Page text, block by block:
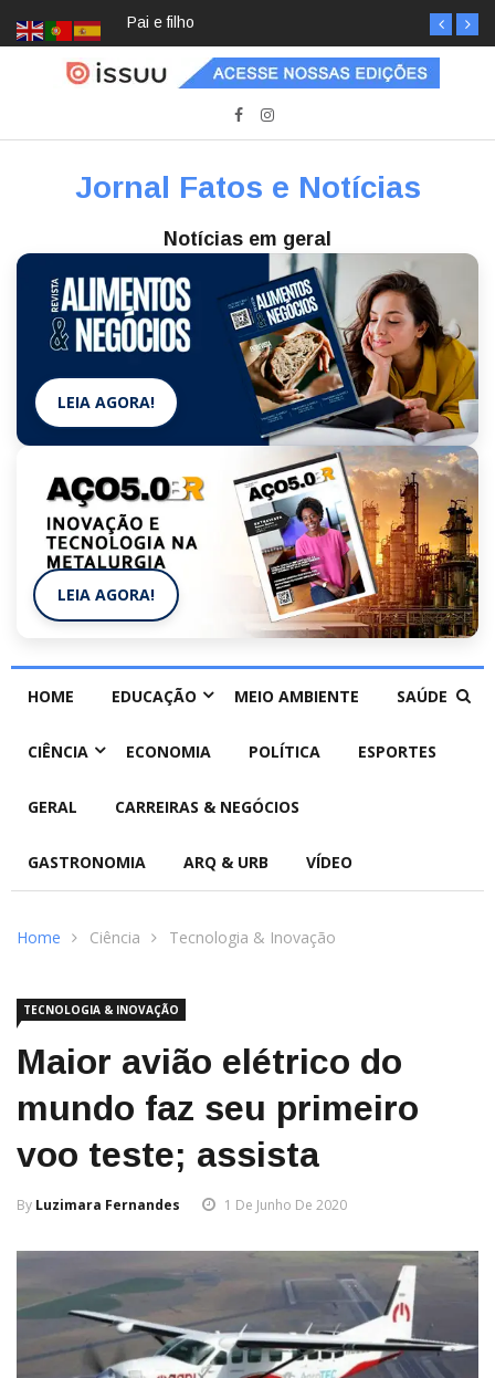
Pai e filho
Jornal Fatos e Notícias
Notícias em geral
LEIA AGORA!
LEIA AGORA!
HOME EDUCAÇÃO MEIO AMBIENTE SAÚDE
CIÊNCIA ECONOMIA POLÍTICA ESPORTES
GERAL CARREIRAS & NEGÓCIOS
GASTRONOMIA ARQ & URB VÍDEO
Home Ciência Tecnologia & Inovação
TECNOLOGIA & INOVAÇÃO
Maior avião elétrico do
mundo faz seu primeiro
voo teste; assista
By Luzimara Fernandes 1 De Junho De 2020